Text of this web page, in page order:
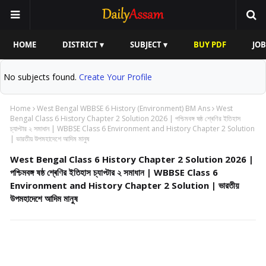
HOME DISTRICT ▾ SUBJECT ▾ BUY PDF
No subjects found. Create Your Profile
Home West Bengal WBBSE 6 History (Environment) BM Ans West
Bengal Class 6 History Chapter 2 Solution 2026 | পশ্চিমবঙ্গ ষষ্ঠ শ্ৰেণির ইতিহাস
চ্যাপ্টার ২ সমাধান | WBBSE Class 6 Environment and History Chapter 2 Solution
| ভারতীয় উপমহাদেশে আদিম মানুষ
West Bengal Class 6 History Chapter 2 Solution 2026 |
পশ্চিমবঙ্গ ষষ্ঠ শ্ৰেণির ইতিহাস চ্যাপ্টার ২ সমাধান | WBBSE Class 6
Environment and History Chapter 2 Solution | ভারতীয়
উপমহাদেশে আদিম মানুষ